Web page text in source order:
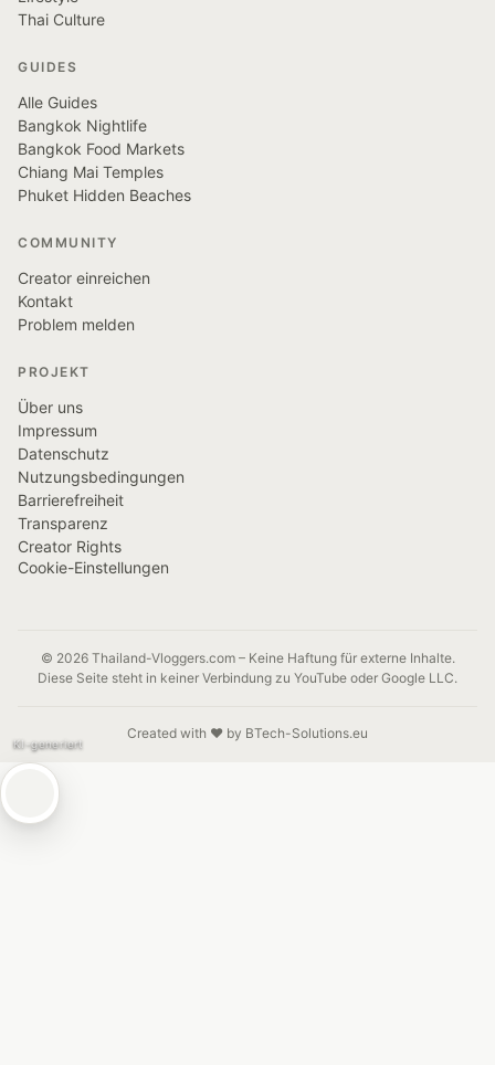
KI-generiert
Thai Culture
GUIDES
Alle Guides
Bangkok Nightlife
Bangkok Food Markets
Chiang Mai Temples
Phuket Hidden Beaches
COMMUNITY
Creator einreichen
Kontakt
Problem melden
PROJEKT
Über uns
Impressum
Datenschutz
Nutzungsbedingungen
Barrierefreiheit
Transparenz
Creator Rights
Cookie-Einstellungen
© 2026 Thailand-Vloggers.com – Keine Haftung für externe Inhalte.
Diese Seite steht in keiner Verbindung zu YouTube oder Google LLC.
Created with ❤️ by BTech-Solutions.eu